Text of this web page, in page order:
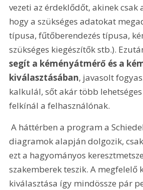
vezeti az érdeklődőt, akinek csak
hogy a szükséges adatokat
típusa, fűtőberendezés típusa,
szükséges kiegészítők stb.).
segít a kéményátmérő és a
kiválasztásában, javasolt
kalkulál, sőt akár több
felkínál a felhasználónak.
A háttérben a program a
diagramok alapján dolgozik,
ezt a hagyományos
szakemberek teszik. A megfelelő
kiválasztása így mindössze pár